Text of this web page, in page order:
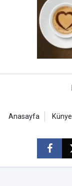
Anasayfa Künye